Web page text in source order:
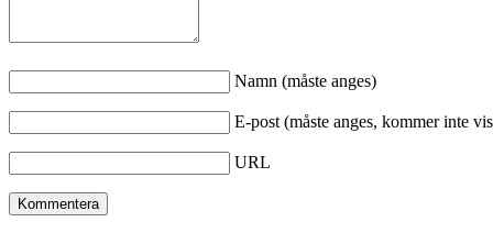
Namn (måste anges)
E-post (måste anges, kommer inte
URL